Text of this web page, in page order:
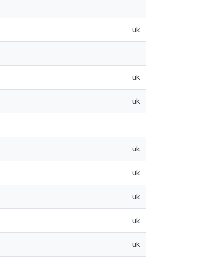
uk
uk
uk
uk
uk
uk
uk
uk